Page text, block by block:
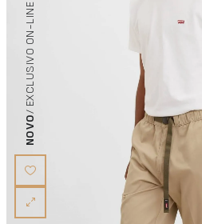
NOVO
/ EXCLUSIVO ON-LINE